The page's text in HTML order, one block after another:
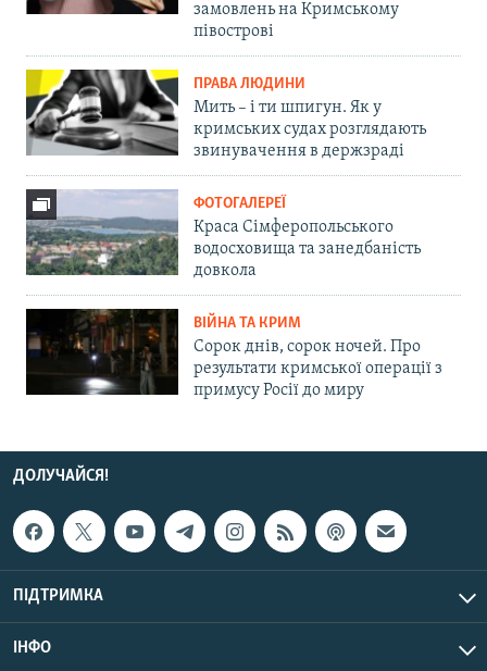
замовлень на Кримському
півострові
ПРАВА ЛЮДИНИ
Мить – і ти шпигун. Як у
кримських судах розглядають
звинувачення в держзраді
ФОТОГАЛЕРЕЇ
Краса Сімферопольського
водосховища та занедбаність
довкола
ВІЙНА ТА КРИМ
Сорок днів, сорок ночей. Про
результати кримської операції з
примусу Росії до миру
ДОЛУЧАЙСЯ!
ПІДТРИМКА
ІНФО